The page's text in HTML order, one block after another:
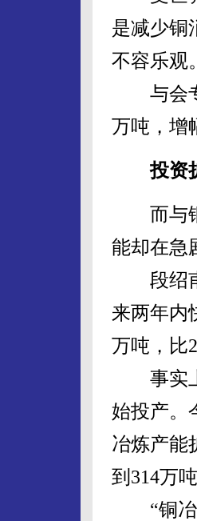
是减少铜
不容乐观。
与会专
万吨，增
投资扩
而与铜
能却在急
段绍甫
来两年内
万吨，比
事实上
始投产。
冶炼产能
到314万
“铜冶